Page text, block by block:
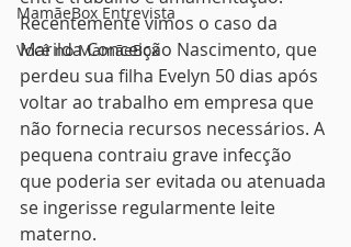
MamãeBox Entrevista
Você no MamãeBox
Recentemente vimos o caso da
Marilda Conceição Nascimento, que
perdeu sua filha Evelyn 50 dias após
voltar ao trabalho em empresa que
não fornecia recursos necessários. A
pequena contraiu grave infecção
que poderia ser evitada ou atenuada
se ingerisse regularmente leite
materno.